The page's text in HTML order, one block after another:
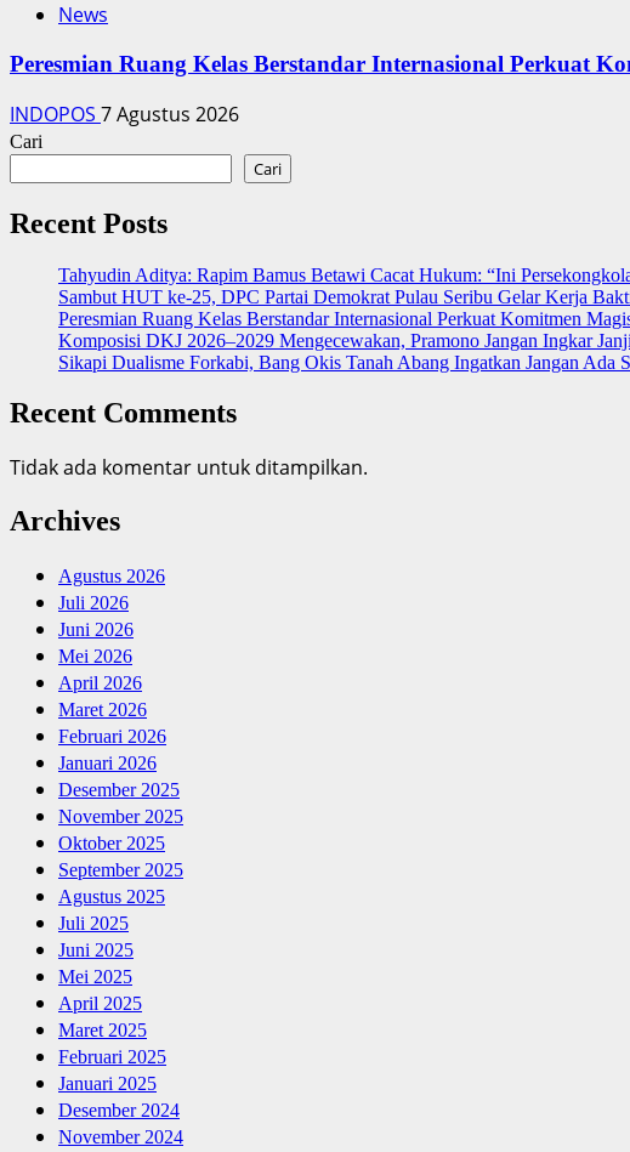
News
Peresmian Ruang Kelas Berstandar Internasional Perkuat
INDOPOS 7 Agustus 2026
Cari
Cari
Recent Posts
‎Tahyudin Aditya: Rapim Bamus Betawi Cacat Hukum: “Ini
‎Sambut HUT ke-25, DPC Partai Demokrat Pulau Seribu Gelar Kerja
Peresmian Ruang Kelas Berstandar Internasional Perkuat Komitmen
Komposisi DKJ 2026–2029 Mengecewakan, Pramono Jangan Ingkar
Sikapi Dualisme Forkabi, Bang Okis Tanah Abang Ingatkan Jangan Ada
Recent Comments
Tidak ada komentar untuk ditampilkan.
Archives
Agustus 2026
Juli 2026
Juni 2026
Mei 2026
April 2026
Maret 2026
Februari 2026
Januari 2026
Desember 2025
November 2025
Oktober 2025
September 2025
Agustus 2025
Juli 2025
Juni 2025
Mei 2025
April 2025
Maret 2025
Februari 2025
Januari 2025
Desember 2024
November 2024